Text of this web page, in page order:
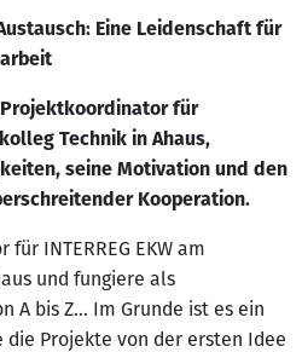
Eine Leidenschaft für
Projektkoordinator für
Technik in Ahaus,
seine Motivation und den
Kooperation.
INTERREG EKW am
und fungiere als
A bis Z… Im Grunde ist es ein
Projekte von der ersten Idee